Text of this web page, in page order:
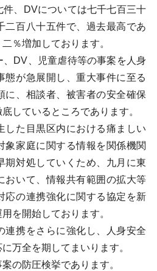
件、DVについては七千七百三十
二百八十五件で、過去最高であ
％増加しております。
DV、児童虐待等の事案を人身
態が急展開し、重大事件に至る
に、相談者、被害者の安全確保
しているところであります。
た目黒区内における痛ましい
象家庭に関する情報を関係機関
期対処していくため、九月に東
おいて、情報共有範囲の拡大等
応の連携強化に関する協定を新
を開始しております。
携をさらに強化し、人身安全
万全を期してまいります。
の防圧検挙であります。